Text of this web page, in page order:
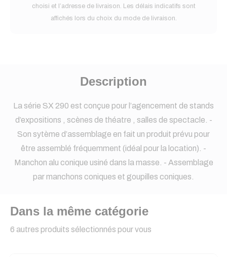
choisi et l’adresse de livraison. Les délais indicatifs sont
affichés lors du choix du mode de livraison.
Description
La série SX 290 est conçue pour l’agencement de stands
d’expositions , scènes de théatre , salles de spectacle. -
Son sytème d’assemblage en fait un produit prévu pour
être assemblé fréquemment (idéal pour la location). -
Manchon alu conique usiné dans la masse. - Assemblage
par manchons coniques et goupilles coniques.
Dans la même catégorie
6 autres produits sélectionnés pour vous